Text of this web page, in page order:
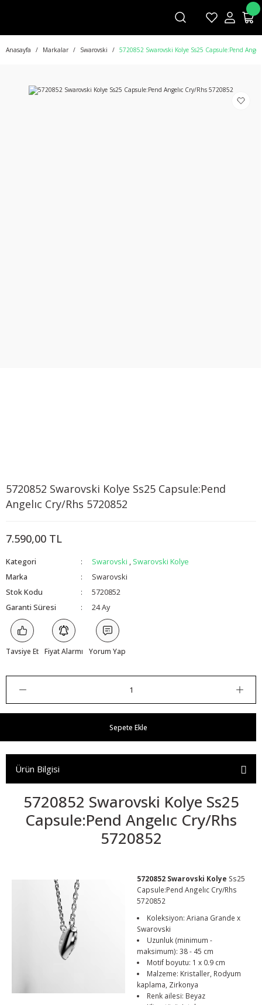
Anasayfa Markalar Swarovski 5720852 Swarovski Kolye Ss25 Capsule:Pend
5720852 Swarovski Kolye Ss25 Capsule:Pend
Angelıc Cry/Rhs 5720852
7.590,00 TL
Kategori Swarovski , Swarovski Kolye
Marka
Swarovski
Stok Kodu
5720852
Garanti Süresi
24 Ay
Tavsiye Et Fiyat Alarmı Yorum Yap
Sepete Ekle
Ürün Bilgisi
5720852 Swarovski Kolye Ss25
Capsule:Pend Angelıc Cry/Rhs
5720852
5720852 Swarovski Kolye Ss25
Capsule:Pend Angelıc Cry/Rhs
5720852
Koleksiyon: Ariana Grande x
Swarovski
Uzunluk (minimum -
maksimum): 38 - 45 cm
Motif boyutu: 1 x 0.9 cm
Malzeme: Kristaller, Rodyum
kaplama, Zirkonya
Renk ailesi: Beyaz